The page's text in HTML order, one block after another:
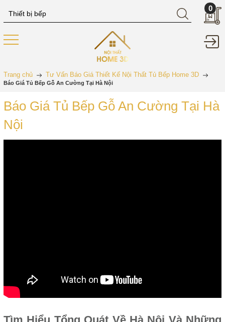
0
Trang chủ Tư Vấn Báo Giá Thiết Kế Nội Thất Tủ Bếp Home 3D
Báo Giá Tủ Bếp Gỗ An Cường Tại Hà Nội
Báo Giá Tủ Bếp Gỗ An Cường Tại Hà
Nội